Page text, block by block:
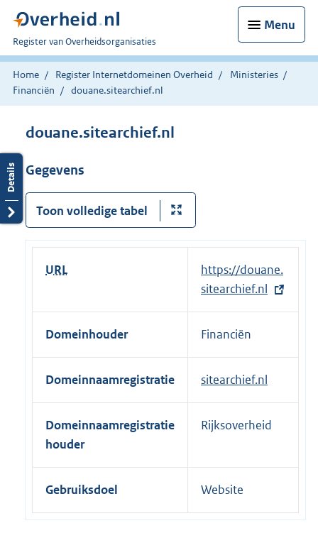
Menu
U
bent
nu
hier:
Register van Overheidsorganisaties
Home Register Internetdomeinen Overheid
Ministeries
Financiën
douane.sitearchief.nl
douane.sitearchief.nl
Gegevens
Toon volledige tabel
URL
E
x
t
e
e
l
i
https://douane.
sitearchief.nl
Domeinhouder Financiën
Domeinnaamregistratie sitearchief.nl
Domeinnaamregistratie
houder
Rijksoverheid
Gebruiksdoel Website